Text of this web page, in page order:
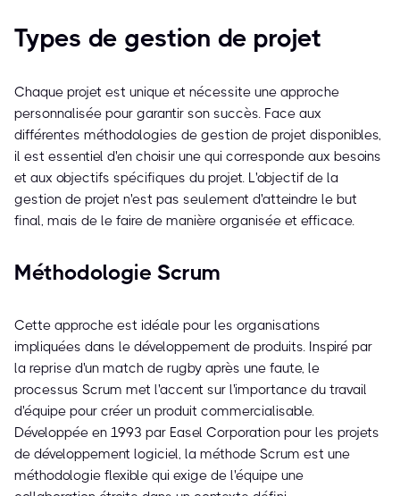
Types de gestion de projet
Chaque projet est unique et nécessite une approche
personnalisée pour garantir son succès. Face aux
différentes méthodologies de gestion de projet disponibles,
il est essentiel d'en choisir une qui corresponde aux besoins
et aux objectifs spécifiques du projet. L'objectif de la
gestion de projet n'est pas seulement d'atteindre le but
final, mais de le faire de manière organisée et efficace.
Méthodologie Scrum
Cette approche est idéale pour les organisations
impliquées dans le développement de produits. Inspiré par
la reprise d'un match de rugby après une faute, le
processus Scrum met l'accent sur l'importance du travail
d'équipe pour créer un produit commercialisable.
Développée en 1993 par Easel Corporation pour les projets
de développement logiciel, la méthode Scrum est une
méthodologie flexible qui exige de l'équipe une